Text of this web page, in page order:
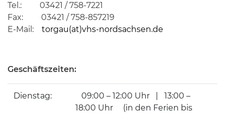
Tel.: 03421 / 758-7221
Fax: 03421 / 758-857219
E-Mail: torgau(at)vhs-nordsachsen.de
Geschäftszeiten:
Dienstag:
09:00 – 12:00 Uhr | 13:00 –
18:00 Uhr (in den Ferien bis